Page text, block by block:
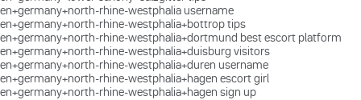
en+germany+north-rhine-westphalia username
en+germany+north-rhine-westphalia+bottrop tips
en+germany+north-rhine-westphalia+dortmund best escort platform
en+germany+north-rhine-westphalia+duisburg visitors
en+germany+north-rhine-westphalia+duren username
en+germany+north-rhine-westphalia+hagen escort girl
en+germany+north-rhine-westphalia+hagen sign up